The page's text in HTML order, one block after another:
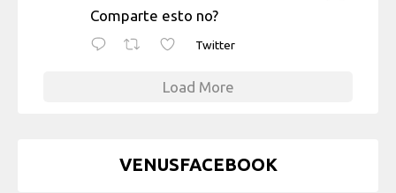
Comparte esto no?
Twitter
Load More
VENUSFACEBOOK